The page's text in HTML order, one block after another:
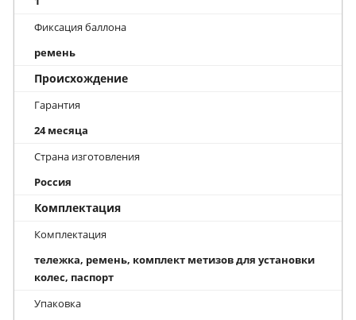
Фиксация баллона
ремень
Происхождение
Гарантия
24 месяца
Страна изготовления
Россия
Комплектация
Комплектация
тележка, ремень, комплект метизов для установки
колес, паспорт
Упаковка